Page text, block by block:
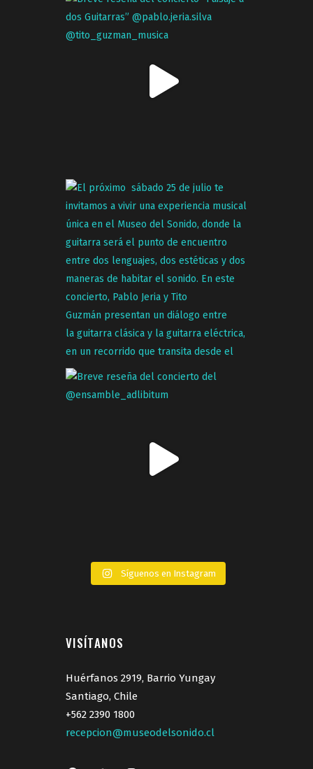
Síguenos en Instagram
VISÍTANOS
Huérfanos 2919, Barrio Yungay
Santiago, Chile
+562 2390 1800
recepcion@museodelsonido.cl